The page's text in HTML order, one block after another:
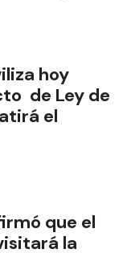
hoy
de Ley de
el
que el
la